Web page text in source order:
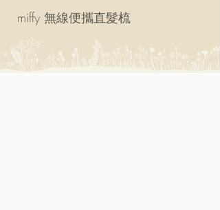
miffy 無線便攜直髮梳